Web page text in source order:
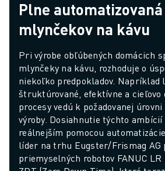
Plne
mlynčekov na kávu
Pri výrobe obľúbených domácich
mlynčeky na kávu, rozhoduje o
niekoľko predpokladov. Napríklad
štruktúrované, efektívne a cieľovo
procesy vedú k požadovanej
výroby. Dosiahnutie týchto ambícií
reálnejším pomocou
líder na trhu Eugster/Frismag AG
priemyselných robotov FANUC LR